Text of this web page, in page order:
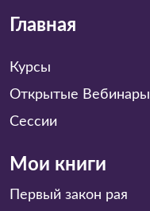
Главная
Курсы
Открытые Вебинары
Сессии
Мои книги
Первый закон рая